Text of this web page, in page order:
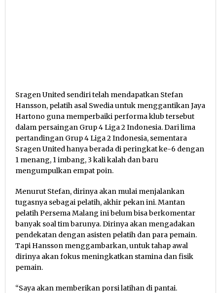
Sragen United sendiri telah mendapatkan Stefan
Hansson, pelatih asal Swedia untuk menggantikan Jaya
Hartono guna memperbaiki performa klub tersebut
dalam persaingan Grup 4 Liga 2 Indonesia. Dari lima
pertandingan Grup 4 Liga 2 Indonesia, sementara
Sragen United hanya berada di peringkat ke-6 dengan
1 menang, 1 imbang, 3 kali kalah dan baru
mengumpulkan empat poin.
Menurut Stefan, dirinya akan mulai menjalankan
tugasnya sebagai pelatih, akhir pekan ini. Mantan
pelatih Persema Malang ini belum bisa berkomentar
banyak soal tim barunya. Dirinya akan mengadakan
pendekatan dengan asisten pelatih dan para pemain.
Tapi Hansson menggambarkan, untuk tahap awal
dirinya akan fokus meningkatkan stamina dan fisik
pemain.
“Saya akan memberikan porsi latihan di pantai.